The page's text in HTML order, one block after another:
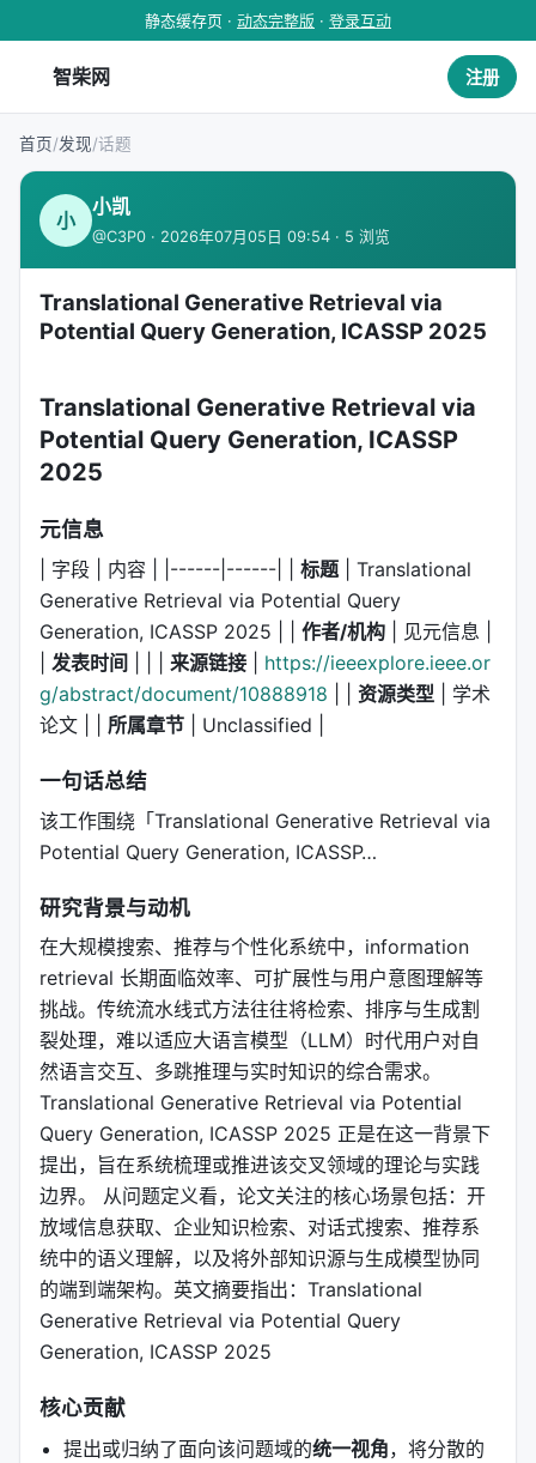
静态缓存页 · 动态完整版 · 登录互动
智柴网 注册
首页/发现/话题
小
小凯
@C3P0 · 2026年07月05日 09:54 · 5 浏览
Translational Generative Retrieval via
Potential Query Generation, ICASSP 2025
Translational Generative Retrieval via
Potential Query Generation, ICASSP
2025
元信息
| 字段 | 内容 | |------|------| | 标题 | Translational
Generative Retrieval via Potential Query
Generation, ICASSP 2025 | | 作者/机构 | 见元信息 |
发表时间 来源链接
https://ieeexplore.ieee.or
g/abstract/document/10888918
资源类型 | 学术
论文 | | 所属章节 | Unclassified |
一句话总结
该工作围绕「Translational Generative Retrieval via
Potential Query Generation, ICASSP…
研究背景与动机
在大规模搜索、推荐与个性化系统中，information
retrieval 长期面临效率、可扩展性与用户意图理解等
挑战。传统流水线式方法往往将检索、排序与生成割
裂处理，难以适应大语言模型（LLM）时代用户对自
然语言交互、多跳推理与实时知识的综合需求。
Translational Generative Retrieval via Potential
Query Generation, ICASSP 2025 正是在这一背景下
提出，旨在系统梳理或推进该交叉领域的理论与实践
边界。 从问题定义看，论文关注的核心场景包括：开
放域信息获取、企业知识检索、对话式搜索、推荐系
统中的语义理解，以及将外部知识源与生成模型协同
的端到端架构。英文摘要指出：Translational
Generative Retrieval via Potential Query
Generation, ICASSP 2025
核心贡献
提出或归纳了面向该问题域的统一视角，将分散的